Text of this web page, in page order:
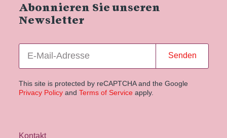
Abonnieren Sie unseren
Newsletter
Senden
This site is protected by reCAPTCHA and the Google
Privacy Policyand Terms of Service apply.
Kontakt